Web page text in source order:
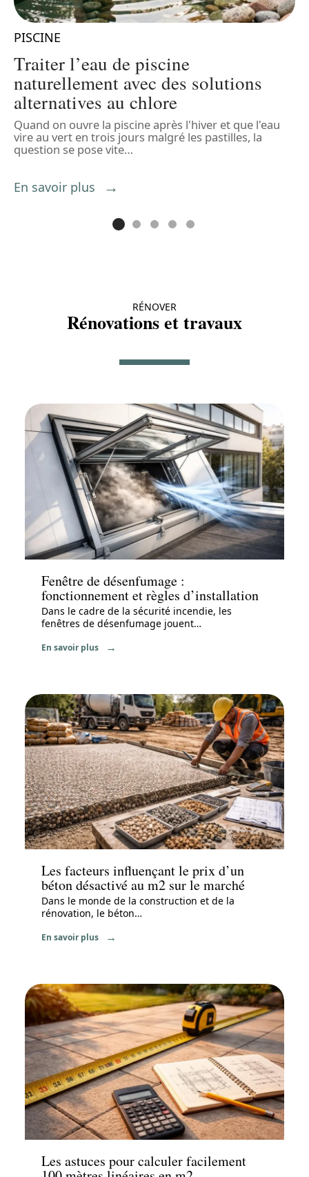
PISCINE
Traiter l’eau de piscine
naturellement avec des solutions
alternatives au chlore
Quand on ouvre la piscine après l'hiver et que l'eau
vire au vert en trois jours malgré les pastilles, la
question se pose vite…
En savoir plus
RÉNOVER
Rénovations et travaux
Travaux
Fenêtre de désenfumage :
fonctionnement et règles d’installation
Dans le cadre de la sécurité incendie, les
fenêtres de désenfumage jouent…
En savoir plus
Travaux
Les facteurs influençant le prix d’un
béton désactivé au m2 sur le marché
Dans le monde de la construction et de la
rénovation, le béton…
En savoir plus
Travaux
Les astuces pour calculer facilement